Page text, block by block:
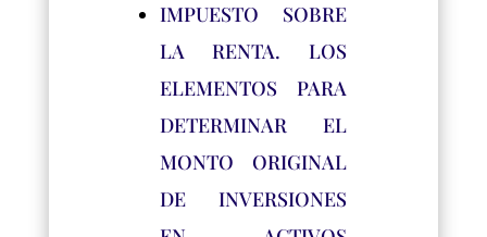
IMPUESTO SOBRE
LA RENTA. LOS
ELEMENTOS PARA
DETERMINAR EL
MONTO ORIGINAL
DE INVERSIONES